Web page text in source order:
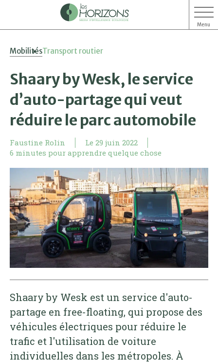
Menu
MobilitésTransport routier
Shaary by Wesk, le service
d’auto-partage qui veut
réduire le parc automobile
Faustine Rolin Le 29 juin 2022
6 minutes pour apprendre quelque chose
Shaary by Wesk est un service d'auto-
partage en free-floating, qui propose des
véhicules électriques pour réduire le
trafic et l'utilisation de voiture
individuelles dans les métropoles. À